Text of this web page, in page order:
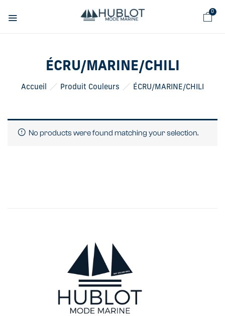
0
ÉCRU/MARINE/CHILI
Accueil Produit Couleurs ÉCRU/MARINE/CHILI
No products were found matching your selection.
Panneau de gestion des cookies